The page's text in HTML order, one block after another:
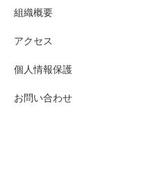
組織概要
アクセス
個人情報保護
お問い合わせ